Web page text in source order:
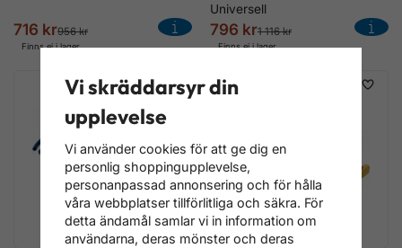
716 kr956 kr
Finns ej i lager
Universell
796 kr1 116 kr
Finns ej i lager
Vi skräddarsyr din
upplevelse
Vi använder cookies för att ge dig en
personlig shoppingupplevelse,
personanpassad annonsering och för hålla
våra webbplatser tillförlitliga och säkra. För
detta ändamål samlar vi in information om
användarna, deras mönster och deras